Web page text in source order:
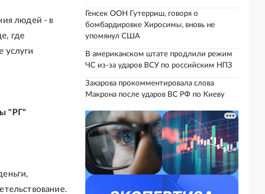
людей - в
где
услуги
"РГ"
Генсек ООН Гутерриш, говоря о
бомбардировке Хиросимы, вновь не
упомянул США
В американском штате продлили режим
ЧС из-за ударов ВСУ по российским НПЗ
Захарова прокомментировала слова
Макрона после ударов ВС РФ по Киеву